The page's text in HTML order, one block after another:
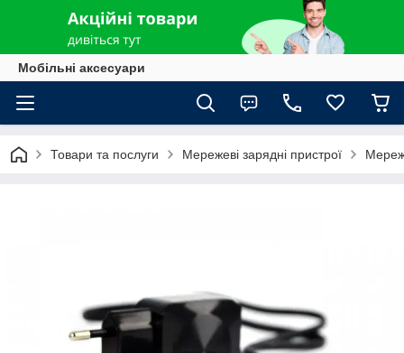
Мобільні аксесуари
Товари та послуги Мережеві зарядні пристрої